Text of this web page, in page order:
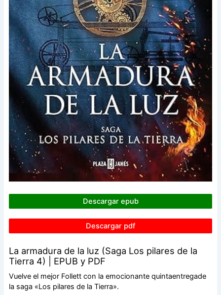
Descargar epub
Descargar pdf
La armadura de la luz (Saga Los pilares de la
Tierra 4) | EPUB y PDF
Vuelve el mejor Follett con la emocionante quintaentregade
la saga «Los pilares de la Tierra».